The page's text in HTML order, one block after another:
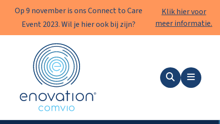
Op 9 november is ons Connect to Care
Event 2023. Wil je hier ook bij zijn?
Klik hier voor
meer informatie.
Enovation
ZoekenMenu